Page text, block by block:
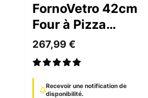
FornoVetro 42cm
Four à Pizza
Électrique Noir
267,99 €
Recevoir une notification de
disponibilité.